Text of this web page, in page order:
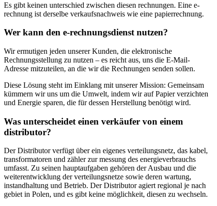
Es gibt keinen unterschied zwischen diesen rechnungen. Eine e-
rechnung ist derselbe verkaufsnachweis wie eine papierrechnung.
Wer kann den e-rechnungsdienst nutzen?
Wir ermutigen jeden unserer Kunden, die elektronische
Rechnungsstellung zu nutzen – es reicht aus, uns die E-Mail-
Adresse mitzuteilen, an die wir die Rechnungen senden sollen.
Diese Lösung steht im Einklang mit unserer Mission: Gemeinsam
kümmern wir uns um die Umwelt, indem wir auf Papier verzichten
und Energie sparen, die für dessen Herstellung benötigt wird.
Was unterscheidet einen verkäufer von einem
distributor?
Der Distributor verfügt über ein eigenes verteilungsnetz, das kabel,
transformatoren und zähler zur messung des energieverbrauchs
umfasst. Zu seinen hauptaufgaben gehören der Ausbau und die
weiterentwicklung der verteilungsnetze sowie deren wartung,
instandhaltung und Betrieb. Der Distributor agiert regional je nach
gebiet in Polen, und es gibt keine möglichkeit, diesen zu wechseln.